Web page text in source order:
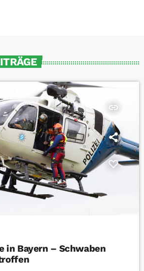
insert_link
in Bayern – Schwaben